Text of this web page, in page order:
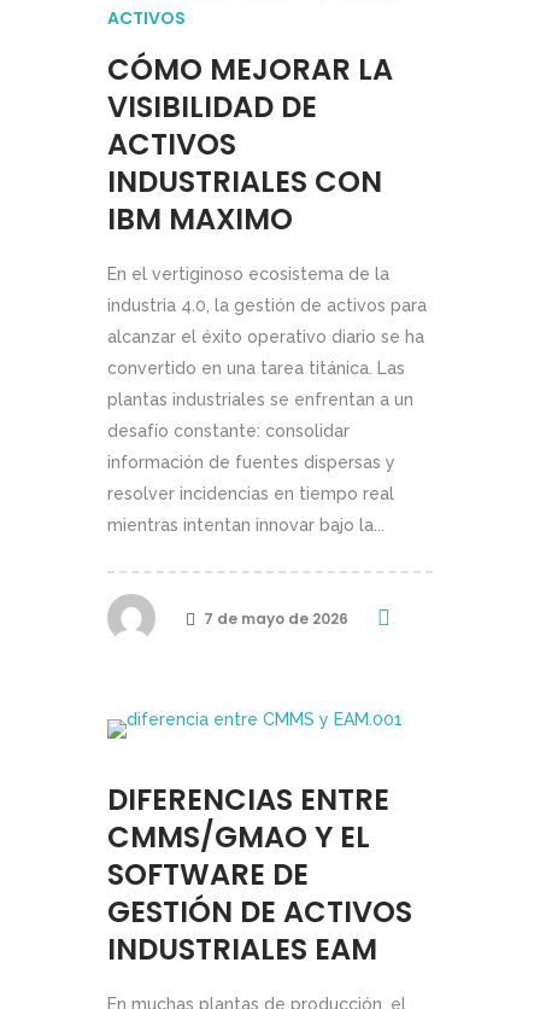
ACTIVOS
CÓMO MEJORAR LA
VISIBILIDAD DE
ACTIVOS
INDUSTRIALES CON
IBM MAXIMO
En el vertiginoso ecosistema de la
industria 4.0, la gestión de activos para
alcanzar el éxito operativo diario se ha
convertido en una tarea titánica. Las
plantas industriales se enfrentan a un
desafío constante: consolidar
información de fuentes dispersas y
resolver incidencias en tiempo real
mientras intentan innovar bajo la...
7 de mayo de 2026
DIFERENCIAS ENTRE
CMMS/GMAO Y EL
SOFTWARE DE
GESTIÓN DE ACTIVOS
INDUSTRIALES EAM
En muchas plantas de producción, el